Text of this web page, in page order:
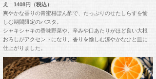
え 1408円（税込）
爽やかな香りの青蜜柑ぽん酢で、たっぷりのせたしらすを愉
しむ期間限定のパスタ。
シャキシャキの香味野菜や、辛みや口あたりがほど良い大根
おろしがアクセントになり、香りを愉しむ涼やかなひと皿に
仕上がりました。